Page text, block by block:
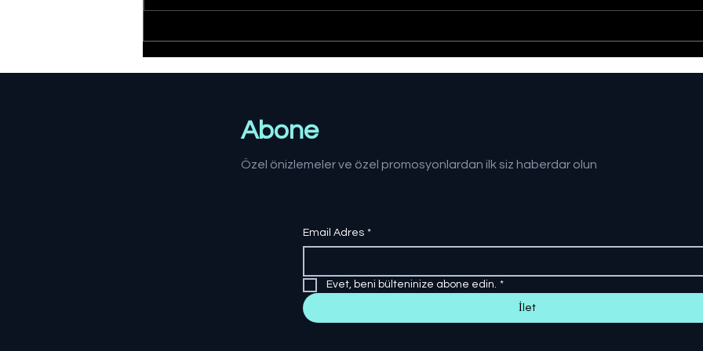
Düzce'de yangın:
Müdahale sürüyor
Sağlıklı Türkiye Yüzyılı
hedefine adım adım
Kişi
Abone
Özel önizlemeler ve özel promosyonlardan ilk siz haberdar olun
Email Adres *
Evet, beni bülteninize abone edin. *
İlet